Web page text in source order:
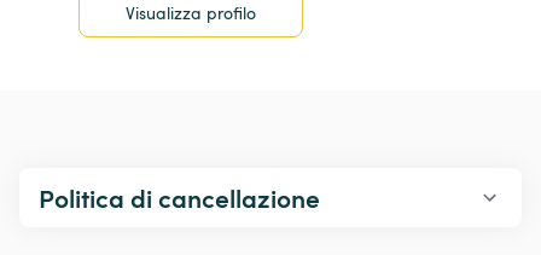
Visualizza profilo
Politica di cancellazione